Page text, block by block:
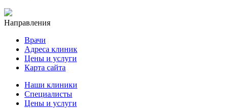
Направления
Врачи
Адреса клиник
Цены и услуги
Карта сайта
Наши клиники
Специалисты
Цены и услуги